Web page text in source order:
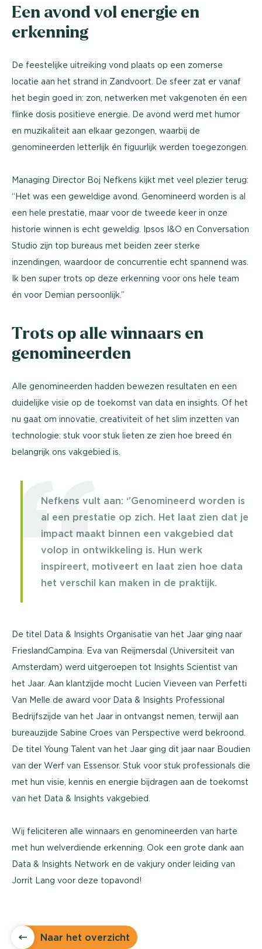
Een avond vol energie en
erkenning
De feestelijke uitreiking vond plaats op een zomerse
locatie aan het strand in Zandvoort. De sfeer zat er vanaf
het begin goed in: zon, netwerken met vakgenoten én een
flinke dosis positieve energie. De avond werd met humor
en muzikaliteit aan elkaar gezongen, waarbij de
genomineerden letterlijk én figuurlijk werden toegezongen.
Managing Director Boj Nefkens kijkt met veel plezier terug:
“Het was een geweldige avond. Genomineerd worden is al
een hele prestatie, maar voor de tweede keer in onze
historie winnen is echt geweldig. Ipsos I&O en Conversation
Studio zijn top bureaus met beiden zeer sterke
inzendingen, waardoor de concurrentie echt spannend was.
Ik ben super trots op deze erkenning voor ons hele team
én voor Demian persoonlijk.”
Trots op alle winnaars en
genomineerden
Alle genomineerden hadden bewezen resultaten en een
duidelijke visie op de toekomst van data en insights. Of het
nu gaat om innovatie, creativiteit of het slim inzetten van
technologie: stuk voor stuk lieten ze zien hoe breed én
belangrijk ons vakgebied is.
Nefkens vult aan: ‘’Genomineerd worden is
al een prestatie op zich. Het laat zien dat je
impact maakt binnen een vakgebied dat
volop in ontwikkeling is. Hun werk
inspireert, motiveert en laat zien hoe data
het verschil kan maken in de praktijk.
De titel Data & Insights Organisatie van het Jaar ging naar
FrieslandCampina. Eva van Reijmersdal (Universiteit van
Amsterdam) werd uitgeroepen tot Insights Scientist van
het Jaar. Aan klantzijde mocht Lucien Vieveen van Perfetti
Van Melle de award voor Data & Insights Professional
Bedrijfszijde van het Jaar in ontvangst nemen, terwijl aan
bureauzijde Sabine Croes van Perspective werd bekroond.
De titel Young Talent van het Jaar ging dit jaar naar Boudien
van der Werf van Essensor. Stuk voor stuk professionals die
met hun visie, kennis en energie bijdragen aan de toekomst
van het Data & Insights vakgebied.
Wij feliciteren alle winnaars en genomineerden van harte
met hun welverdiende erkenning. Ook een grote dank aan
Data & Insights Network en de vakjury onder leiding van
Jorrit Lang voor deze topavond!
Naar het overzicht